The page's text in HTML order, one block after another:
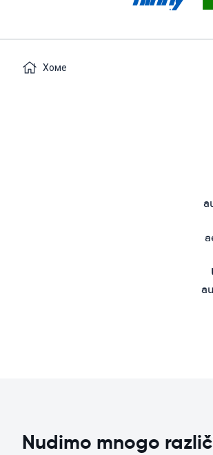
Хоме
Nudimo mnogo